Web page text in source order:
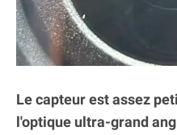
Le capteur est assez
l'optique ultra-grand